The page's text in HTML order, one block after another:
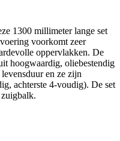
1300 millimeter lange set
voorkomt zeer
oppervlakken. De
hoogwaardig, oliebestendig
en ze zijn
achterste 4-voudig). De set